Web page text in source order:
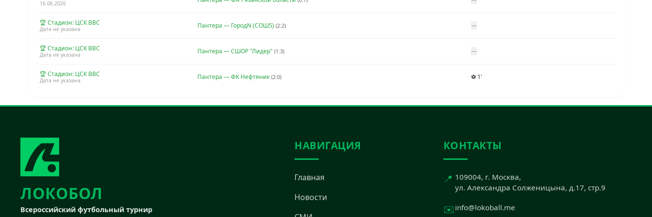
16.06.2026
🏆 Стадион: ЦСК ВВС
Дата не указана Пантера — ГородN (СОШ5) (2:2) —
🏆 Стадион: ЦСК ВВС
Дата не указана Пантера — СШОР "Лидер" (1:3) —
🏆 Стадион: ЦСК ВВС
Дата не указана Пантера — ФК Нефтяник (2:0) ⚽ 1'
ЛОКОБОЛ
Всероссийский футбольный турнир
НАВИГАЦИЯ
Главная
Новости
КОНТАКТЫ
📍 109004, г. Москва,
ул. Александра Солженицына, д.17, стр.9
✉️ info@lokoball.me